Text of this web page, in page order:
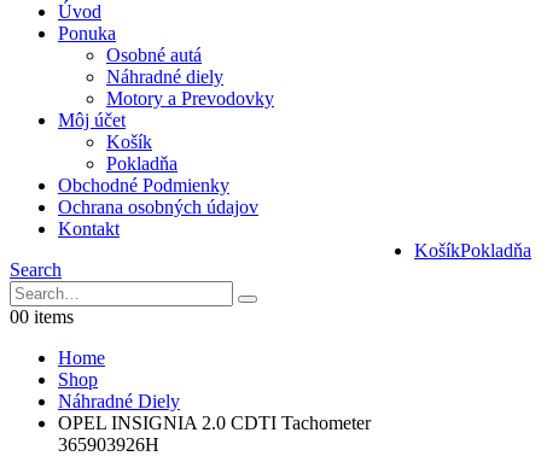
Úvod
Ponuka
Osobné autá
Náhradné diely
Motory a Prevodovky
Môj účet
Košík
Pokladňa
Obchodné Podmienky
Ochrana osobných údajov
Kontakt
KošíkPokladňa
Search
00 items
Home
Shop
Náhradné Diely
OPEL INSIGNIA 2.0 CDTI Tachometer
365903926H